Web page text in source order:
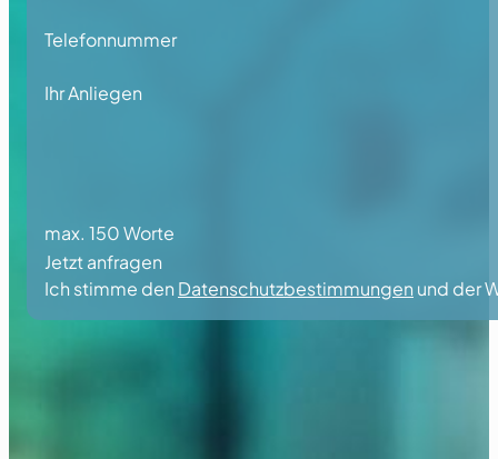
Telefonnummer
Ihr Anliegen
max. 150 Worte
Jetzt anfragen
Ich stimme den Datenschutzbestimmungen und der